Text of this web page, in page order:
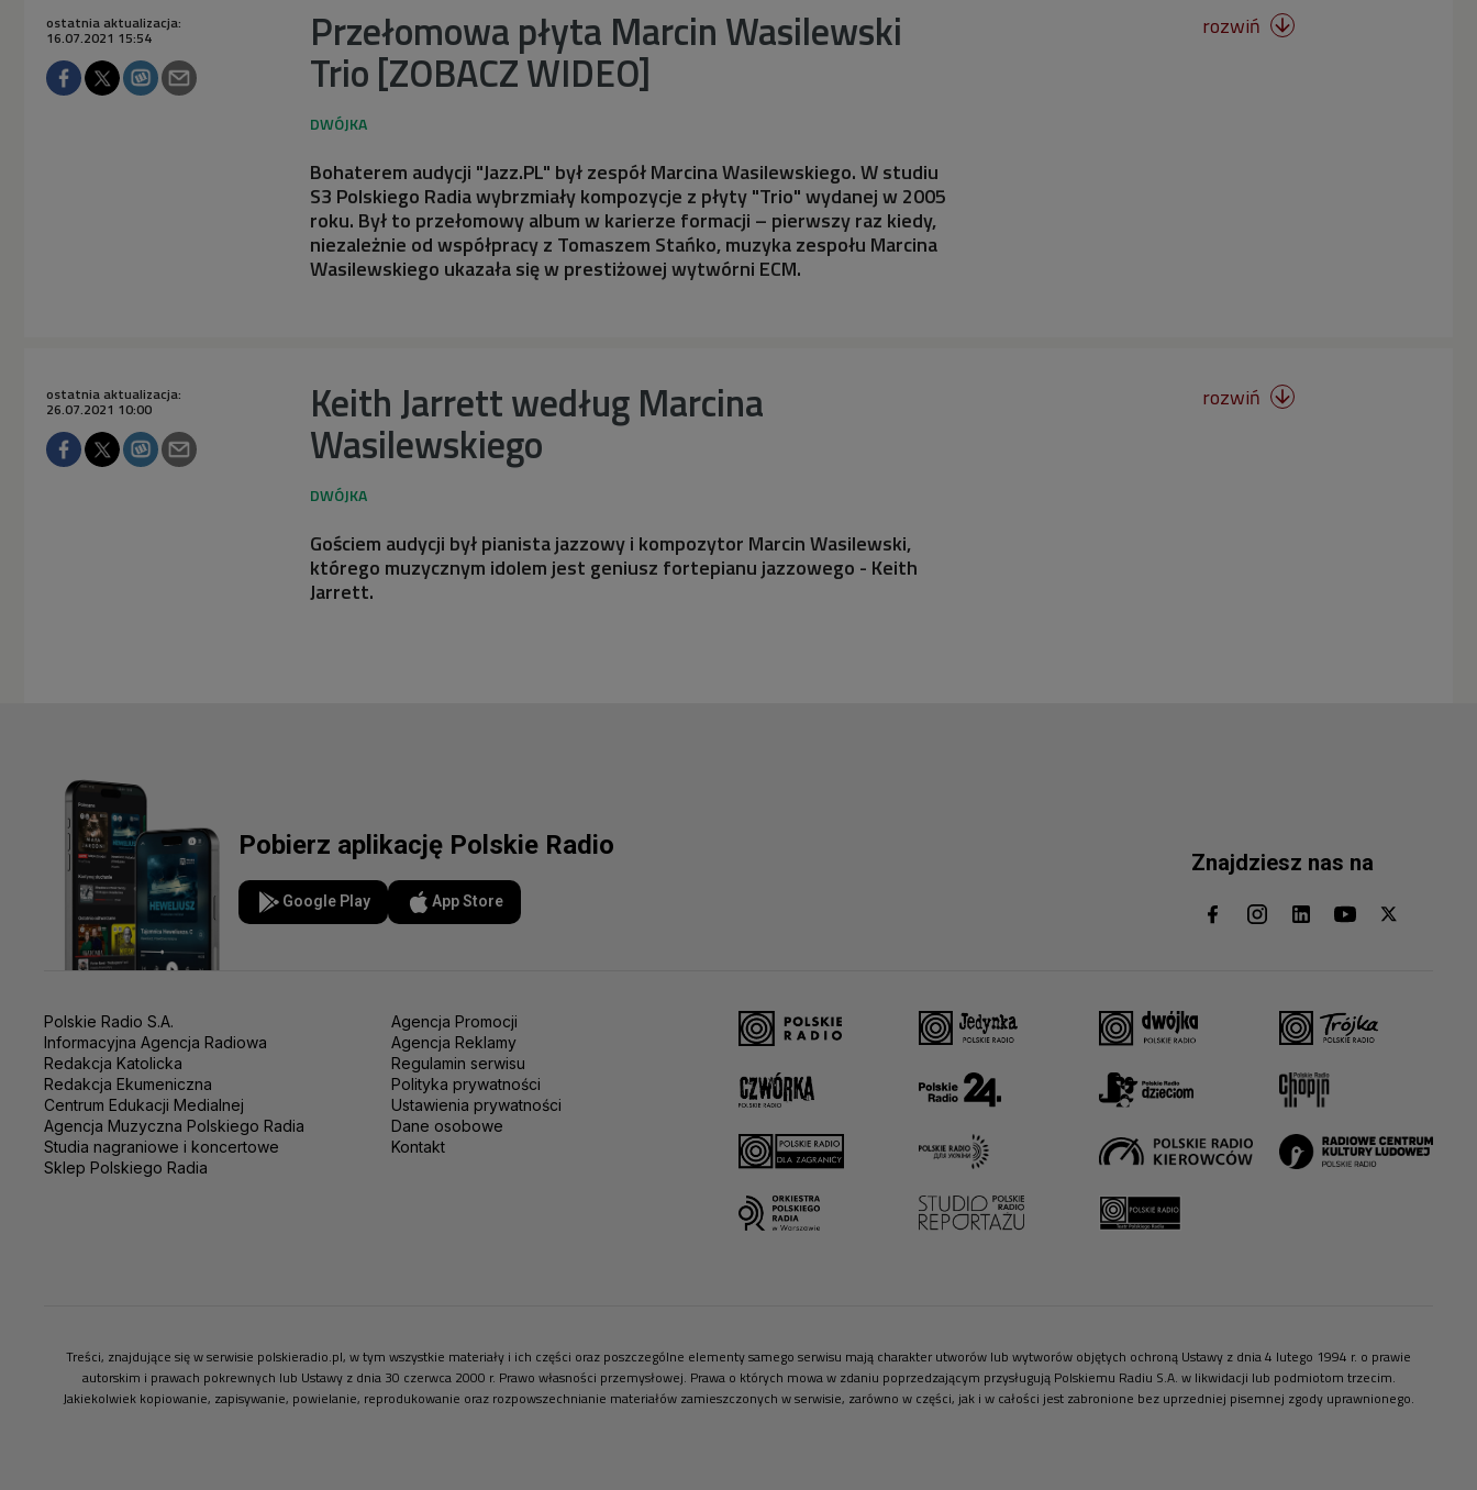
Przełomowa płyta Marcin Wasilewski
Trio [ZOBACZ WIDEO]
ostatnia aktualizacja:
16.07.2021 15:54
Bohaterem audycji "Jazz.PL" był zespół Marcina Wasilewskiego. W studiu
S3 Polskiego Radia wybrzmiały kompozycje z płyty "Trio" wydanej w 2005
roku. Był to przełomowy album w karierze formacji – pierwszy raz kiedy,
niezależnie od współpracy z Tomaszem Stańko, muzyka zespołu Marcina
Wasilewskiego ukazała się w prestiżowej wytwórni ECM.
rozwiń 
Keith Jarrett według Marcina
Wasilewskiego
ostatnia aktualizacja:
26.07.2021 10:00
Gościem audycji był pianista jazzowy i kompozytor Marcin Wasilewski,
którego muzycznym idolem jest geniusz fortepianu jazzowego - Keith
Jarrett.
rozwiń 
Pobierz aplikację Polskie Radio
Google Play App Store
Znajdziesz nas na
Polskie Radio S.A.
Informacyjna Agencja Radiowa
Redakcja Katolicka
Redakcja Ekumeniczna
Centrum Edukacji Medialnej
Agencja Muzyczna Polskiego Radia
Studia nagraniowe i koncertowe
Sklep Polskiego Radia
Agencja Promocji
Agencja Reklamy
Regulamin serwisu
Polityka prywatności
Ustawienia prywatności
Dane osobowe
Kontakt
Treści, znajdujące się w serwisie polskieradio.pl, w tym wszystkie materiały i ich części oraz poszczególne elementy samego serwisu mają charakter utworów lub wytworów objętych ochroną Ustawy z dnia 4 lutego 1994 r. o prawie
autorskim i prawach pokrewnych lub Ustawy z dnia 30 czerwca 2000 r. Prawo własności przemysłowej. Prawa o których mowa w zdaniu poprzedzającym przysługują Polskiemu Radiu S.A. w likwidacji lub podmiotom trzecim.
Jakiekolwiek kopiowanie, zapisywanie, powielanie, reprodukowanie oraz rozpowszechnianie materiałów zamieszczonych w serwisie, zarówno w części, jak i w całości jest zabronione bez uprzedniej pisemnej zgody uprawnionego.